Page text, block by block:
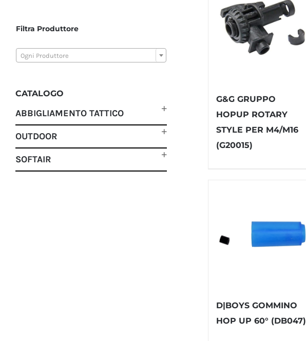
G&G GRUPPO
HOPUP ROTARY
STYLE PER M4/M16
(G20015)
D|BOYS GOMMINO
HOP UP 60° (DB047)
Filtra Produttore
Ogni Produttore
CATALOGO
ABBIGLIAMENTO TATTICO
OUTDOOR
SOFTAIR